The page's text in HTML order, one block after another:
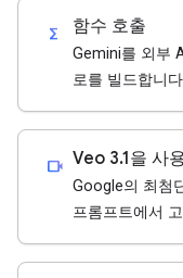
functions 함수 호출
Gemini를 외부
로를 빌드합니
videocam Veo 3.1을 사
Google의 최첨
프롬프트에서